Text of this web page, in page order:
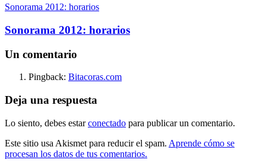
Sonorama 2012: horarios
Sonorama 2012: horarios
Un comentario
Pingback: Bitacoras.com
Deja una respuesta
Lo siento, debes estarconectado para publicar un comentario.
Este sitio usa Akismet para reducir el spam. Aprende cómo se
procesan los datos de tus comentarios.